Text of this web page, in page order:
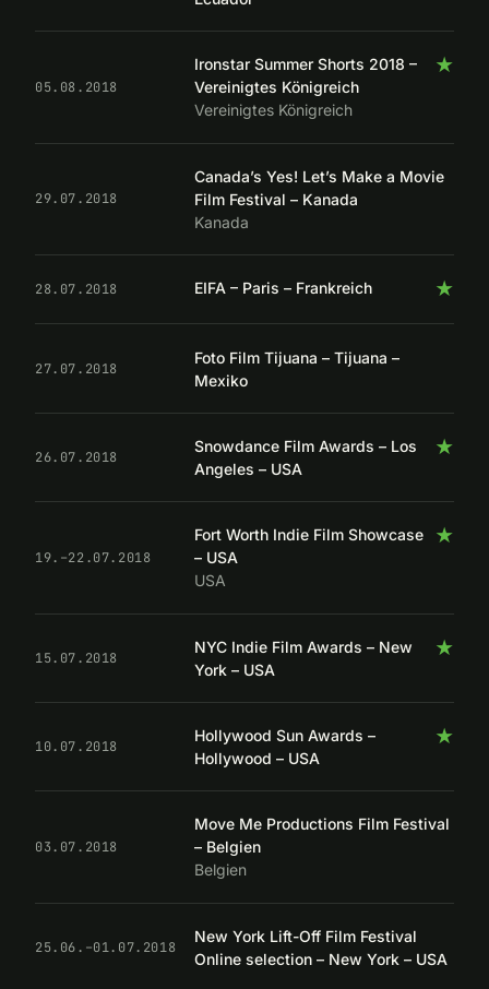
05.08.2018
★
Ironstar Summer Shorts 2018 –
Vereinigtes Königreich
Vereinigtes Königreich
29.07.2018
Canada’s Yes! Let’s Make a Movie
Film Festival – Kanada
Kanada
28.07.2018 ★
EIFA – Paris – Frankreich
27.07.2018
Foto Film Tijuana – Tijuana –
Mexiko
26.07.2018 ★
Snowdance Film Awards – Los
Angeles – USA
19.–22.07.2018
★
Fort Worth Indie Film Showcase
– USA
USA
15.07.2018 ★
NYC Indie Film Awards – New
York – USA
10.07.2018 ★
Hollywood Sun Awards –
Hollywood – USA
03.07.2018
Move Me Productions Film Festival
– Belgien
Belgien
25.06.–01.07.2018
New York Lift-Off Film Festival
Online selection – New York – USA